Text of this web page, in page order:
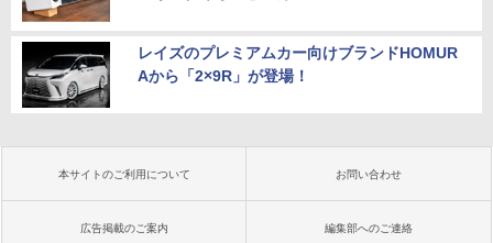
レイズのプレミアムカー向けブランドHOMUR
Aから「2×9R」が登場！
本サイトのご利用について お問い合わせ
広告掲載のご案内 編集部へのご連絡